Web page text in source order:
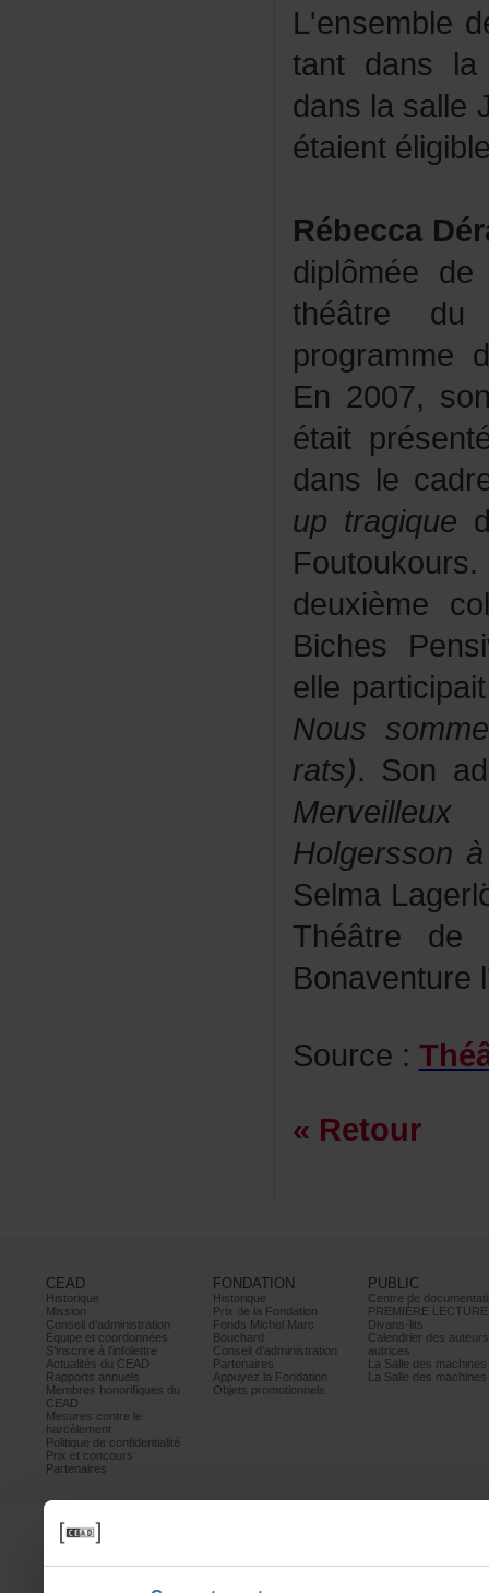
uptragique
rats)
Holgersson
Source:
«Retour
CEAD
Historique
Mission
Conseild’administration
Équipeetcoordonnées
S’inscrireàl’infolettre
ActualitésduCEAD
Rapportsannuels
Membreshonorifiquesdu
CEAD
Mesurescontrele
harcèlement
Politiquedeconfidentialité
Prixetconcours
Partenaires
FONDATION
Historique
PrixdelaFondation
FondsMichelMarc
Bouchard
Conseild’administration
Partenaires
AppuyezlaFondation
Objetspromotionnels
PUBLIC
PREMIÈRELECTURE
Divans-lits
autrices